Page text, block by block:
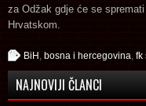
za Odžak gdje će se
Hrvatskom.
BiH bosna i hercegovina fk
NAJNOVIJI ČLANCI